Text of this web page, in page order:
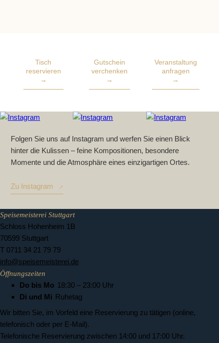
Tisch
reservieren
Gutschein
verchenken
Veranstaltung
anfragen
Folgen Sie uns auf Instagram und werfen Sie einen Blick
hinter die Kulissen – feine Kompositionen, besondere
Momente und die Atmosphäre eines einzigartigen Ortes.
Zu Instagram
Speisemeisterei Stuttgart
Schloss Hohenheim 1B
70599 Stuttgart
T 0711 34 21 79 79
info@speisemeisterei.de
Öffnungszeiten
Do bis Mo 18:30 – 23:00 Uhr
Di und Mi Ruhetag
Wir bitten Sie, im Vorfeld eine Reservierung zu tätigen (online,
telefonisch oder per E-Mail).
​Telefonische Reservierung zwischen 14:00 und 17:00 Uhr.